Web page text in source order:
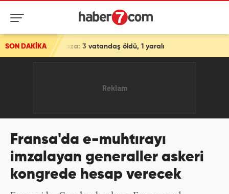
SON DAKİKA
kaza: 3 vatandaş öldü, 1 yaralı
Fransa'da e-muhtırayı
imzalayan generaller askeri
kongrede hesap verecek